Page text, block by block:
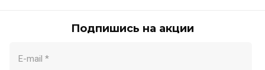
Подпишись на акции